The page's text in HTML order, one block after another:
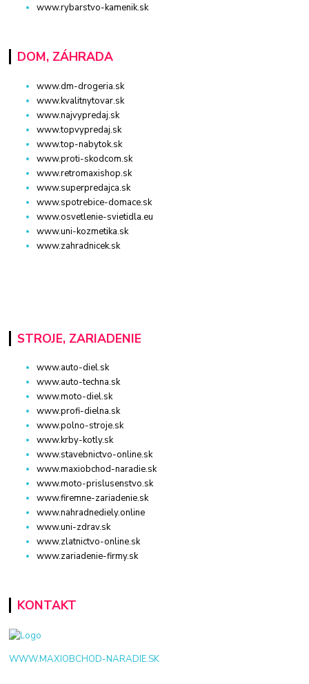
www.rybarstvo-kamenik.sk
DOM, ZÁHRADA
www.dm-drogeria.sk
www.kvalitnytovar.sk
www.najvypredaj.sk
www.topvypredaj.sk
www.top-nabytok.sk
www.proti-skodcom.sk
www.retromaxishop.sk
www.superpredajca.sk
www.spotrebice-domace.sk
www.osvetlenie-svietidla.eu
www.uni-kozmetika.sk
www.zahradnicek.sk
STROJE, ZARIADENIE
www.auto-diel.sk
www.auto-techna.sk
www.moto-diel.sk
www.profi-dielna.sk
www.polno-stroje.sk
www.krby-kotly.sk
www.stavebnictvo-online.sk
www.maxiobchod-naradie.sk
www.moto-prislusenstvo.sk
www.firemne-zariadenie.sk
www.nahradnediely.online
www.uni-zdrav.sk
www.zlatnictvo-online.sk
www.zariadenie-firmy.sk
KONTAKT
WWW.MAXIOBCHOD-NARADIE.SK